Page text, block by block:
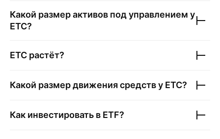
Какой размер активов под управлением у
ETC?
ETC растёт?
Какой размер движения средств у ETC?
Как инвестировать в ETF?